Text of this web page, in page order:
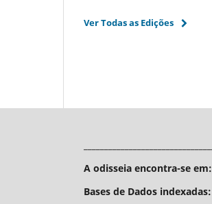
Ver Todas as Edições
A odisseia encontra-se em:
Bases de Dados indexadas: